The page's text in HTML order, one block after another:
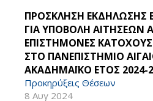
ΠΡΟΣΚΛΗΣΗ ΕΚΔΗΛΩΣΗΣ
ΓΙΑ ΥΠΟΒΟΛΗ ΑΙΤΗΣΕΩΝ
ΕΠΙΣΤΗΜΟΝΕΣ
ΣΤΟ ΠΑΝΕΠΙΣΤΗΜΙΟ
ΑΚΑΔΗΜΑΪΚΟ ΕΤΟΣ 2024-
Προκηρύξεις Θέσεων
8 Αυγ 2024